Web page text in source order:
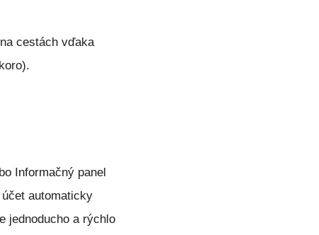
cestách vďaka
Informačný panel
automaticky
jednoducho a rýchlo